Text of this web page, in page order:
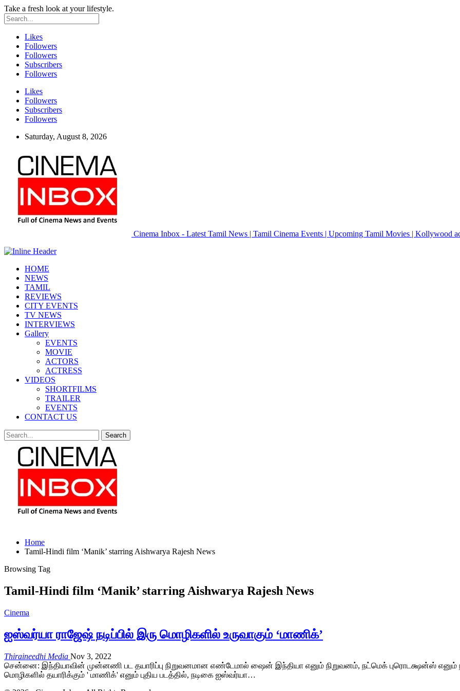
Take a fresh look at your lifestyle.
Likes
Followers
Followers
Subscribers
Followers
Likes
Followers
Subscribers
Followers
Saturday, August 8, 2026
Cinema Inbox - Latest Tamil News | Tamil Cinema Events | Upcoming Tamil Movies | Kollywood
HOME
NEWS
TAMIL
REVIEWS
CITY EVENTS
TV NEWS
INTERVIEWS
Gallery
EVENTS
MOVIE
ACTORS
ACTRESS
VIDEOS
SHORTFILMS
TRAILER
EVENTS
CONTACT US
Home
Tamil-Hindi film ‘Manik’ starring Aishwarya Rajesh News
Browsing Tag
Tamil-Hindi film ‘Manik’ starring Aishwarya Rajesh News
Cinema
ஐஸ்வர்யா ராஜேஷ் நடிப்பில் இரு மொழிகளில் உருவாகும் ‘மாணிக்’
Thiraineedhi Media Nov 3, 2022
சென்னை: இந்தியாவின் முன்னணி பட தயாரிப்பு நிறுவனமான எண்டேமால் ஷைன் இந்தியா எனும் நிறுவனம், நட்மெக் புரொடக்ஷன்ஸ்
மொழிகளில் தயாரிக்கும் ' மாணிக்' எனும் புதிய படத்தில், நடிகை ஐஸ்வர்யா…